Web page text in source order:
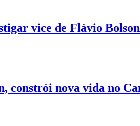
vice de Flávio
constrói nova vida no